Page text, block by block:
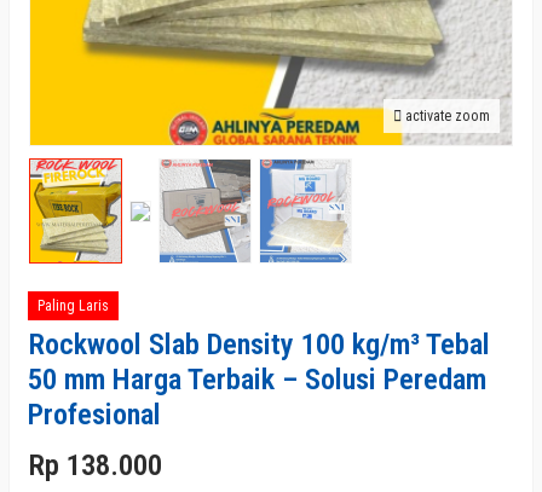
activate zoom
Paling Laris
Rockwool Slab Density 100 kg/m³ Tebal
50 mm Harga Terbaik – Solusi Peredam
Profesional
Rp 138.000